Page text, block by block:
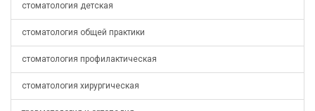
стоматология детская
стоматология общей практики
стоматология профилактическая
стоматология хирургическая